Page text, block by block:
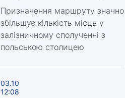
Призначення маршруту значно
збільшує кількість місць у
залізничному сполученні з
польською столицею
03.10
12:08